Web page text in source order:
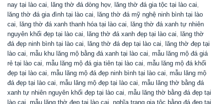
nay tại lào cai
lăng thờ đá dòng họv, lăng thờ đá gia tộc tại lào cai
lăng thờ đá gia đình tại lào cai
lăng thờ đá mỹ nghệ ninh bình tại lào
cai
lăng thờ đá xanh thanh hóa tại lào cai
lăng thờ đá xanh tự nhiên
nguyên khối đẹp tại lào cai
lăng thờ đá xanh đẹp tại lào cai
lăng thờ
đá đẹp ninh bình tại lào cai
lăng thờ đá đẹp tại lào cai
lăng thờ đẹp tại
lào cai mẫu khu lăng mộ bằng đá xanh tại lào cai mẫu lăng mộ đá giá
rẻ tại lào cai mẫu lăng mộ đá gia tiên tại lào cai mẫu lăng mộ đá khối
đẹp tại lào cai mẫu lăng mộ đá đẹp ninh bình tại lào cai mẫu lăng mộ
đá đẹp tại lào cai mẫu lăng mộ đẹp tại lào cai mẫu lăng thờ bằng đá
xanh tự nhiên nguyên khối đẹp tại lào cai mẫu lăng thờ bằng đá đẹp tại
lào cai mẫu lăng thờ đẹp tại lào cai nghĩa trang gia tộc bằng đá đẹp tại